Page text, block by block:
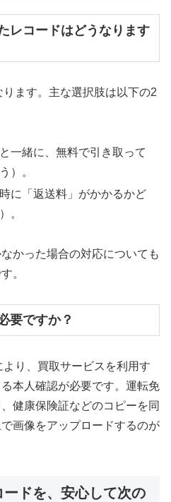
ナ系を 専門強化中
高いコンサルティング型買
評価。
レコードはどうなります
ます。主な選択肢は以下の2
一緒に、無料で引き取って
）。
に「返送料」がかかるかど
。
かった場合の対応についても
。
要ですか？
より、買取サービスを利用す
本人確認が必要です。運転免
健康保険証などのコピーを同
画像をアップロードするのが
ードを、安心して次の